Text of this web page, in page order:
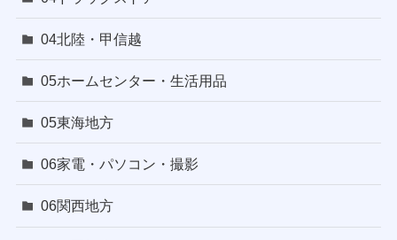
04北陸・甲信越
05ホームセンター・生活用品
05東海地方
06家電・パソコン・撮影
06関西地方